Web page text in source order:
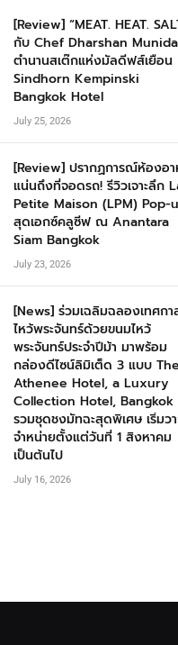
[Review] “MEAT. HEAT.
กับ Chef Dharshan
ตำนานสเต๊กแห่งมัลดีฟส์เยือน
Sindhorn Kempinski
Bangkok Hotel
July 25, 2026
[Review] ปรากฏการณ์ห้องอา
แน่นถึงที่จอดรถ! รีวิวเจาะลึก
Petite Maison (LPM) Pop-
สุดเอกซ์คลูซีฟ ณ Anantara
Siam Bangkok
July 23, 2026
[News] ร่วมเฉลิมฉลองเทศกา
ไหว้พระจันทร์ด้วยขนมไหว้
พระจันทร์ประจำปีม้า มาพร้อม
กล่องดีไซน์ลิมิเต็ด 3 แบบ The
Athenee Hotel, a Luxury
Collection Hotel, Bangkok
รวมชุดชงมัทฉะสุดพิเศษ เริ่มว
จำหน่ายตั้งแต่วันที่ 1 สิงหาคม
เป็นต้นไป
July 16, 2026